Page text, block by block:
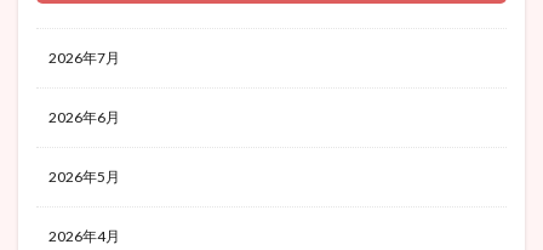
2026年7月
2026年6月
2026年5月
2026年4月